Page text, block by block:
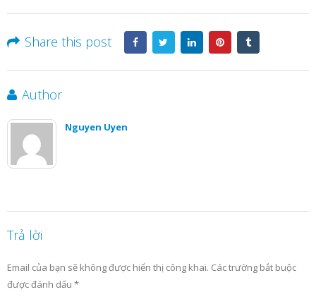
Share this post
Author
Nguyen Uyen
Trả lời
Email của bạn sẽ không được hiển thị công khai. Các trường bắt buộc
được đánh dấu *